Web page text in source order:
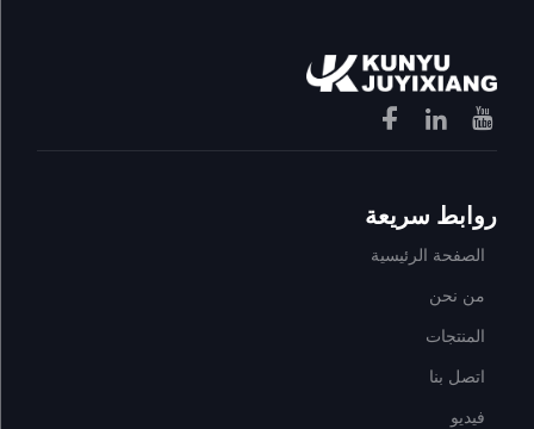
روابط سريعة
الصفحة الرئيسية
من نحن
المنتجات
اتصل بنا
فيديو